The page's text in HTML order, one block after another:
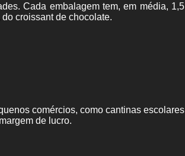
Cada embalagem tem, em média, 1,5
croissant de chocolate.
comércios, como cantinas escolares
de lucro.